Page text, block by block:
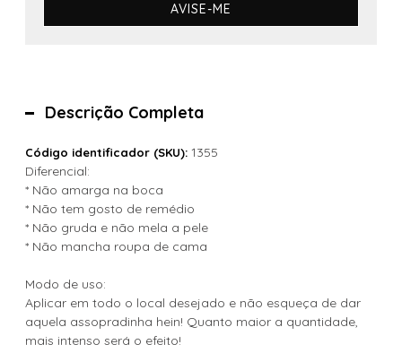
AVISE-ME
Descrição Completa
Código identificador (SKU): 1355
Diferencial:
* Não amarga na boca
* Não tem gosto de remédio
* Não gruda e não mela a pele
* Não mancha roupa de cama
Modo de uso:
Aplicar em todo o local desejado e não esqueça de dar
aquela assopradinha hein! Quanto maior a quantidade,
mais intenso será o efeito!